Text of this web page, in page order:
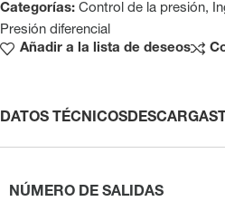
Categorías: Control de la presión,
Presión diferencial
Añadir a la lista de deseos
DATOS TÉCNICOSDESCARGAS
NÚMERO DE SALIDAS